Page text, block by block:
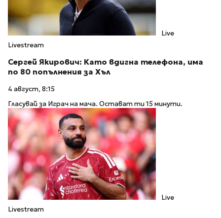
Live
Livestream
Сергей Якирович: Като вдигна телефона, има
по 80 попълнения за Хъл
4 август, 8:15
Гласувай за Играч на мача. Остават ти 15 минути.
Live
Livestream